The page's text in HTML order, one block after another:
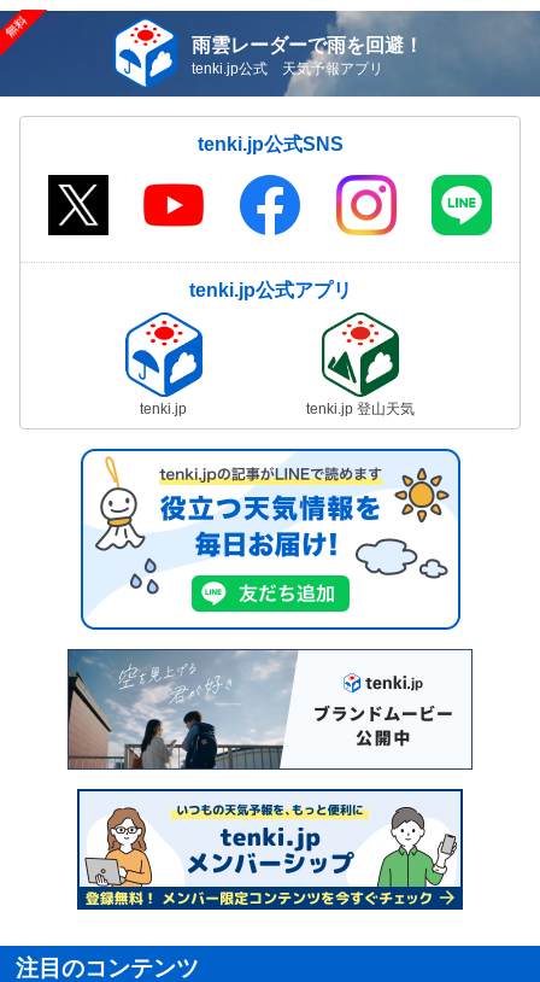
雨雲レーダーで雨を回避！
tenki.jp公式 天気予報アプリ
tenki.jp公式SNS
tenki.jp公式アプリ
tenki.jp tenki.jp 登山天気
注目のコンテンツ